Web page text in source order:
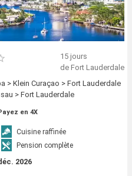
15 jours
de Fort Lauderdale
> Klein Curaçao > Fort Lauderdale
> Fort Lauderdale
en 4X
Cuisine raffinée
Pension complète
2026